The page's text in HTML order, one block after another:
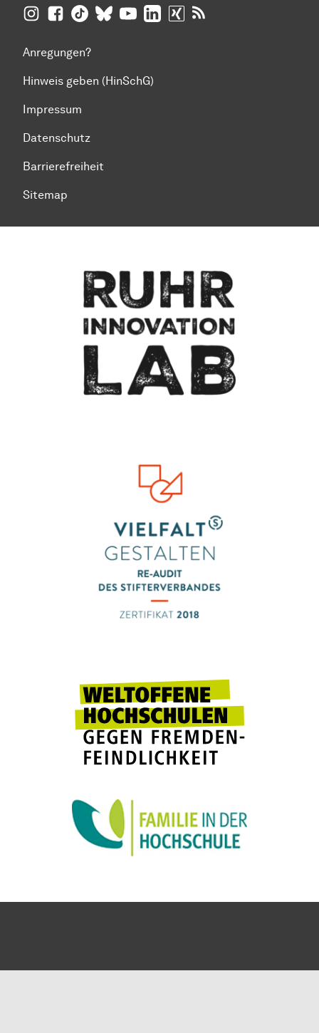
TU Dortmund aufInsta­gram
TU Dortmund auf Facebook
TU Dortmund auf TikTok
TU Dortmund auf BlueSky
TU Dortmund auf YouTube
TU Dortmund auf LinkedIn
TU Dortmund auf XING
Anregungen?
Hinweis geben (HinSchG)
Impressum
Datenschutz
Barrierefreiheit
Sitemap